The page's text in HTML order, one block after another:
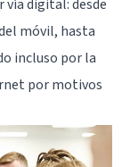
digital: desde
móvil, hasta
incluso por la
por motivos